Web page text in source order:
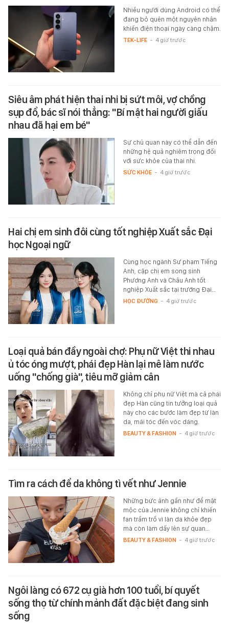
Nhiều người dùng Android có thể
đang bỏ quên một nguyên nhân
khiến điện thoại ngày càng chậm.
TEK-LIFE - 4 giờ trước
Siêu âm phát hiện thai nhi bị sứt môi, vợ chồng
sụp đổ, bác sĩ nói thẳng: "Bí mật hai người giấu
nhau đã hại em bé"
Sự chủ quan này có thể dẫn đến
những hệ quả nghiêm trọng đối
với sức khỏe của thai nhi.
SỨC KHỎE - 4 giờ trước
Hai chị em sinh đôi cùng tốt nghiệp Xuất sắc Đại
học Ngoại ngữ
Cùng học ngành Sư phạm Tiếng
Anh, cặp chị em song sinh
Phương Anh và Châu Anh tốt
nghiệp Xuất sắc tại trường Đại…
HỌC ĐƯỜNG - 4 giờ trước
Loại quả bán đầy ngoài chợ: Phụ nữ Việt thi nhau
ủ tóc óng mượt, phái đẹp Hàn lại mê làm nước
uống "chống già", tiêu mỡ giảm cân
Không chỉ phụ nữ Việt mà cả phái
đẹp Hàn cũng tin tưởng loại quả
này cho các bước làm đẹp từ làn
da, mái tóc đến vóc dáng.
BEAUTY & FASHION - 4 giờ trước
Tìm ra cách để da không tì vết như Jennie
Những bức ảnh gần như để mặt
mộc của Jennie không chỉ khiến
fan trầm trồ vì làn da khỏe đẹp
mà còn làm dấy lên sự quan…
BEAUTY & FASHION - 4 giờ trước
Ngôi làng có 672 cụ già hơn 100 tuổi, bí quyết
sống thọ từ chính mảnh đất đặc biệt đang sinh
sống